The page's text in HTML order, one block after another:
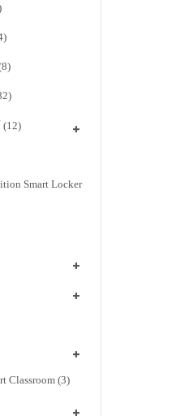
(12)
Smart Locker
Classroom (3)